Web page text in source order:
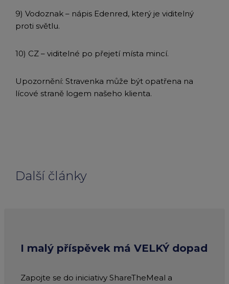
9) Vodoznak – nápis Edenred, který je viditelný
proti světlu.
10) CZ – viditelné po přejetí místa mincí.
Upozornění: Stravenka může být opatřena na
lícové straně logem našeho klienta.
Další články
I malý příspěvek má VELKÝ dopad
Zapojte se do iniciativy ShareTheMeal a